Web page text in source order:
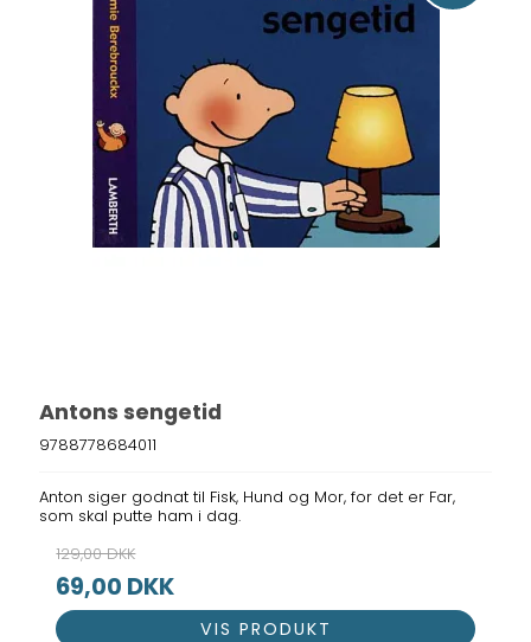
Antons sengetid
9788778684011
Anton siger godnat til Fisk, Hund og Mor, for det er Far,
som skal putte ham i dag.
129,00 DKK
69,00 DKK
VIS PRODUKT